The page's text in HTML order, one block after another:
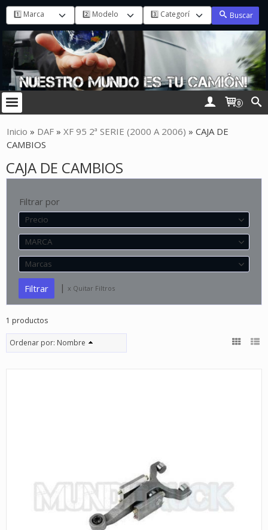
Buscar
0
Inicio » DAF » XF 95 2ª SERIE (2000 A 2006) » CAJA DE
CAMBIOS
CAJA DE CAMBIOS
Filtrar por
Precio
MARCA
Marcas
| x Quitar Filtros
1 productos
Ordenar por: Nombre